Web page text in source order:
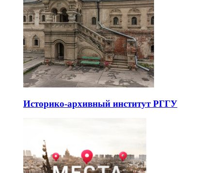
Историко-архивный институт РГГУ